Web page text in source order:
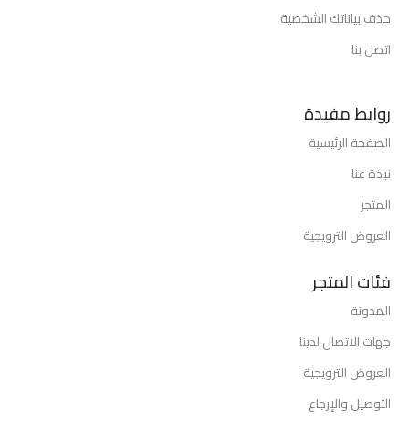
حذف بياناتك الشخصية
اتصل بنا
روابط مفيدة
الصفحة الرئيسية
نبذة عنا
المتجر
العروض الترويجية
فئات المتجر
المدونة
جهات الاتصال لدينا
العروض الترويجية
التوصيل والإرجاع